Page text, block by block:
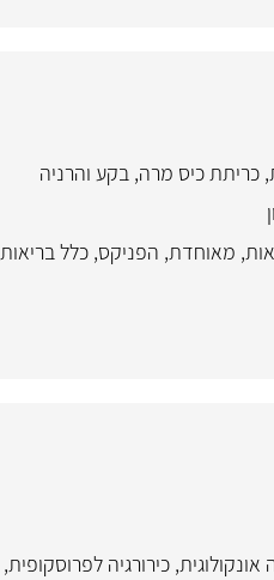
, כריתת כיס מרה, בקע והרניה
, מאוחדת, הפניקס, כלל בריאות
אונקולוגית, כירורגיה לפרוסקופית,